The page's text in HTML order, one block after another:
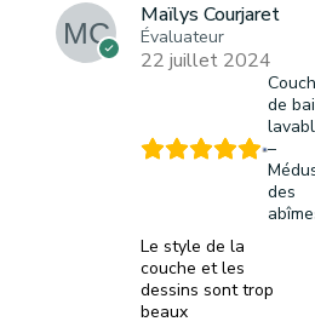
Maïlys Courjaret
Évaluateur
22 juillet 2024
de
–
des
Le style de la
couche et les
dessins sont trop
beaux